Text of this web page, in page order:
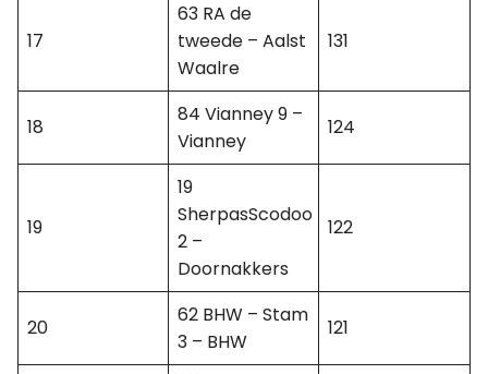
17
63 RA de
tweede – Aalst
Waalre
131
18
84 Vianney 9 –
Vianney
124
19
19
SherpasScodoo
2 –
Doornakkers
122
20
62 BHW – Stam
3 – BHW
121